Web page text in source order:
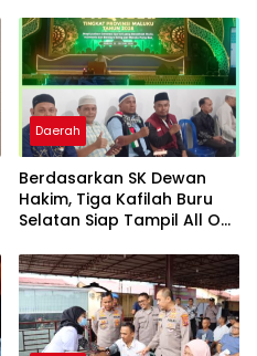
Daerah
Berdasarkan SK Dewan
Hakim, Tiga Kafilah Buru
Selatan Siap Tampil All Out